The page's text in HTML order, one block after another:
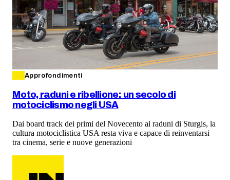
Approfondimenti
Moto, raduni e ribellione: un secolo di
motociclismo negli USA
Dai board track dei primi del Novecento ai raduni di Sturgis, la
cultura motociclistica USA resta viva e capace di reinventarsi
tra cinema, serie e nuove generazioni